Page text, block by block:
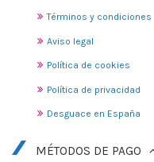
Términos y condiciones
Aviso legal
Política de cookies
Política de privacidad
Desguace en España
MÉTODOS DE PAGO